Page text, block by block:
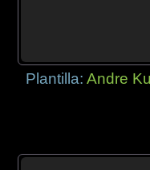
Plantilla:Andre